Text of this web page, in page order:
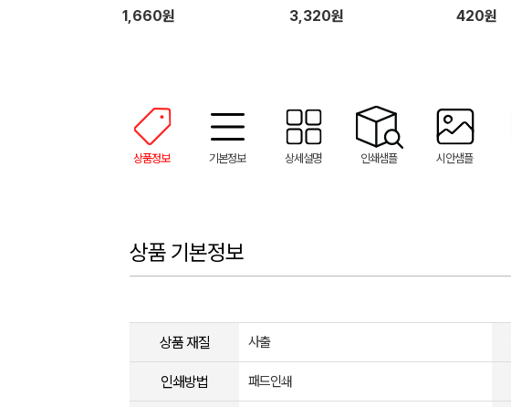
1,660원 3,320원 420원
상품정보 기본정보 상세설명 인쇄샘플 시안샘플
상품 기본정보
상품 재질 사출
인쇄방법 패드인쇄